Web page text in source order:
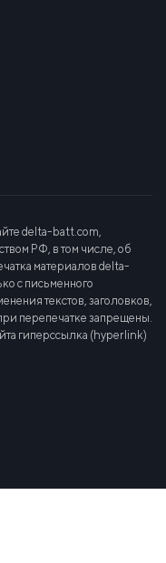
delta-batt.com,
РФ, в том числе, об
материалов delta-
с письменного
текстов, заголовков,
перепечатке запрещены.
гиперссылка (hyperlink)